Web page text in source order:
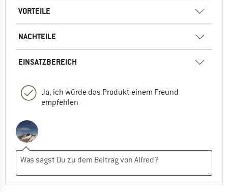
VORTEILE
NACHTEILE
EINSATZBEREICH
Ja, ich würde das Produkt einem Freund
empfehlen